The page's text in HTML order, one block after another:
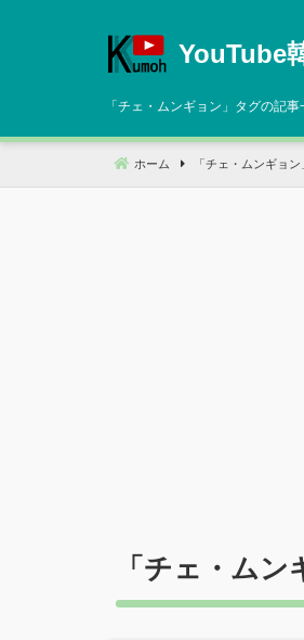
へ
動
YouTube
「 チェ・ムンギョン 」タグの記事
ホーム 「 チェ・ムンギョン
「 チェ・ムン